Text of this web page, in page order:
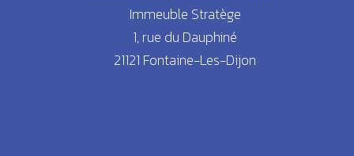
Immeuble Stratège
1, rue du Dauphiné
21121 Fontaine-Les-Dijon